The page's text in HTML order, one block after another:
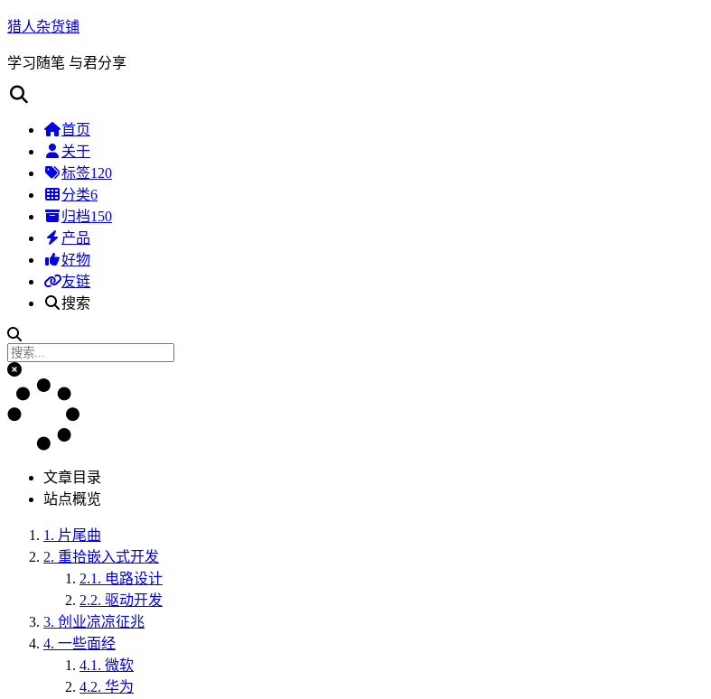
猎人杂货铺
学习随笔 与君分享
首页
关于
标签120
分类6
归档150
产品
好物
友链
搜索
文章目录
站点概览
1. 片尾曲
2. 重拾嵌入式开发
2.1. 电路设计
2.2. 驱动开发
3. 创业凉凉征兆
4. 一些面经
4.1. 微软
4.2. 华为